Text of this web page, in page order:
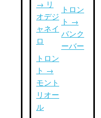
→ リ
オデジ
ャネイ
ロ
トロン
ト →
モント
リオー
ル
トロン
ト →
バンク
ーバー